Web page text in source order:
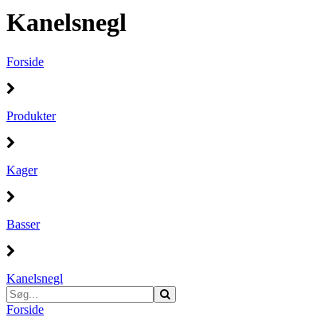
Kanelsnegl
Forside
Produkter
Kager
Basser
Kanelsnegl
Forside